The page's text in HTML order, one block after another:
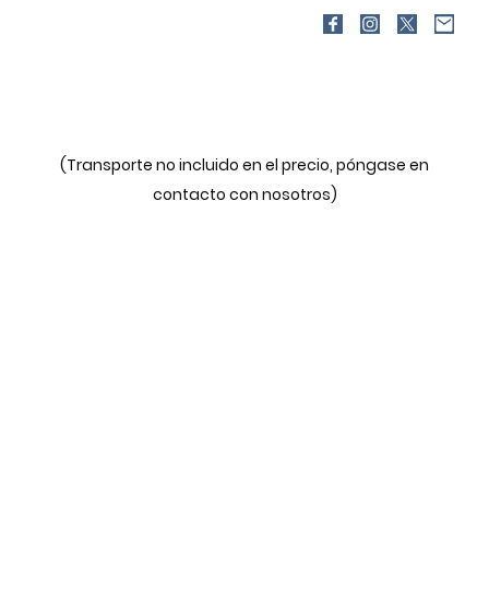
(Transporte no incluido en el precio, póngase en
contacto con nosotros)